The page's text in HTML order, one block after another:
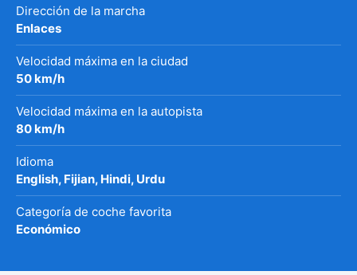
Dirección de la marcha
Enlaces
Velocidad máxima en la ciudad
50 km/h
Velocidad máxima en la autopista
80 km/h
Idioma
English, Fijian, Hindi, Urdu
Categoría de coche favorita
Económico